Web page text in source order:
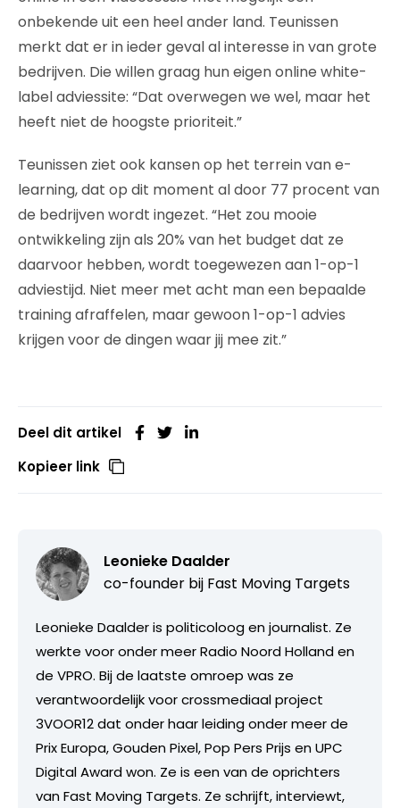
onbekende uit een heel ander land. Teunissen
merkt dat er in ieder geval al interesse in van grote
bedrijven. Die willen graag hun eigen online white-
label adviessite: “Dat overwegen we wel, maar het
heeft niet de hoogste prioriteit.”
Teunissen ziet ook kansen op het terrein van e-
learning, dat op dit moment al door 77 procent van
de bedrijven wordt ingezet. “Het zou mooie
ontwikkeling zijn als 20% van het budget dat ze
daarvoor hebben, wordt toegewezen aan 1-op-1
adviestijd. Niet meer met acht man een bepaalde
training afraffelen, maar gewoon 1-op-1 advies
krijgen voor de dingen waar jij mee zit.”
Deel dit artikel
Kopieer link
Leonieke Daalder
co-founder bij Fast Moving Targets
Leonieke Daalder is politicoloog en journalist. Ze
werkte voor onder meer Radio Noord Holland en
de VPRO. Bij de laatste omroep was ze
verantwoordelijk voor crossmediaal project
3VOOR12 dat onder haar leiding onder meer de
Prix Europa, Gouden Pixel, Pop Pers Prijs en UPC
Digital Award won. Ze is een van de oprichters
van Fast Moving Targets. Ze schrijft, interviewt,